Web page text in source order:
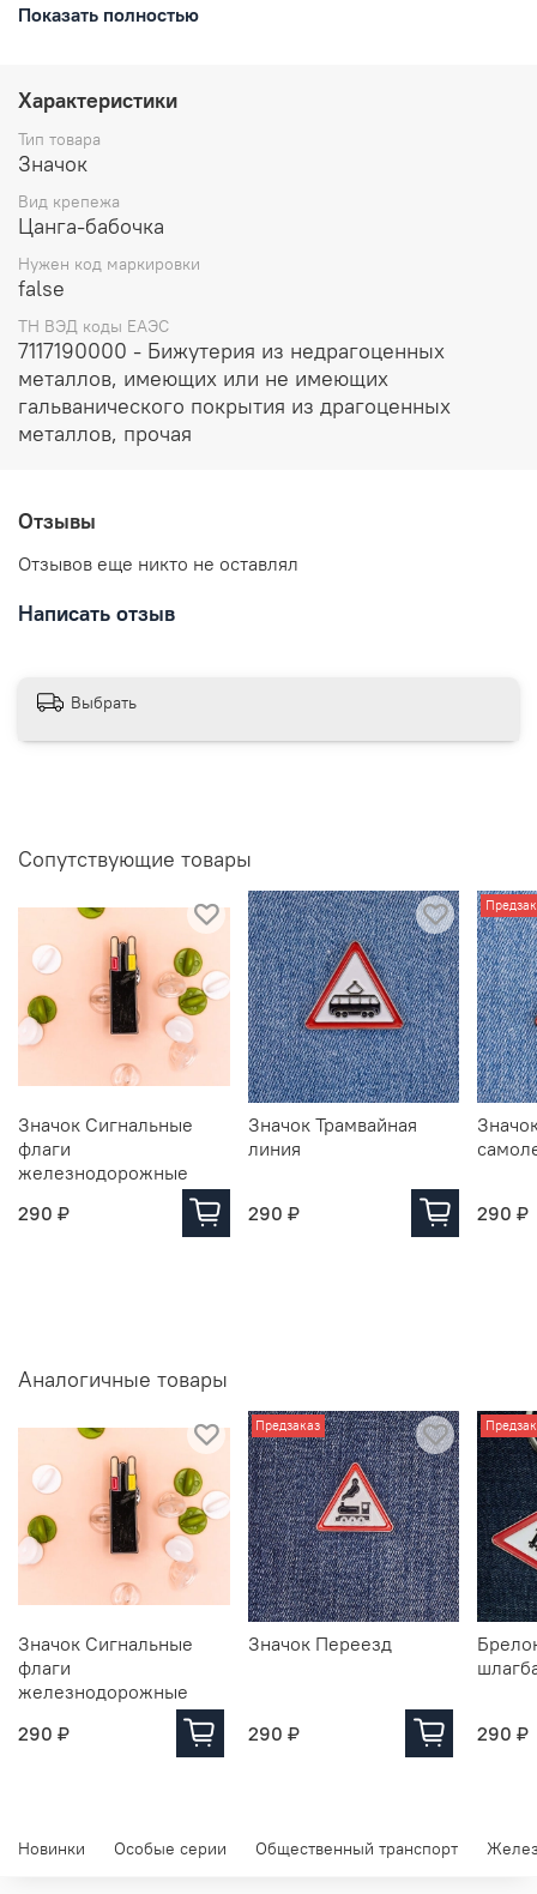
деревянных или металлических планок одинаковой
Крестовина.
В разных странах знак имеет разную окраску или
форму, но для стран СНГ и ряда других применяется
знак, который повторяет наш значок. В правилах
дорожного движения он имеет номер знака 1.3.2.
В комплекте: значок металлический, застежка
Размеры: высота 25 мм
Отправляем в течении 3 рабочих дней с момента
заказа.
Показать полностью
Характеристики
Тип товара
Значок
Вид крепежа
Цанга-бабочка
Нужен код маркировки
false
ТН ВЭД коды ЕАЭС
7117190000 - Бижутерия из недрагоценных
металлов, имеющих или не имеющих
гальванического покрытия из драгоценных
металлов, прочая
Отзывы
Отзывов еще никто не оставлял
Написать отзыв
Выбрать
Сопутствующие товары
Значок Сигнальные
флаги
железнодорожные
290 ₽
Значок Трамвайная
линия
290 ₽ 290 ₽
Аналогичные товары
Значок Сигнальные
флаги
железнодорожные
290 ₽
Предзаказ
Значок Переезд
290 ₽ 290 ₽
Новинки Особые серии Общественный транспорт